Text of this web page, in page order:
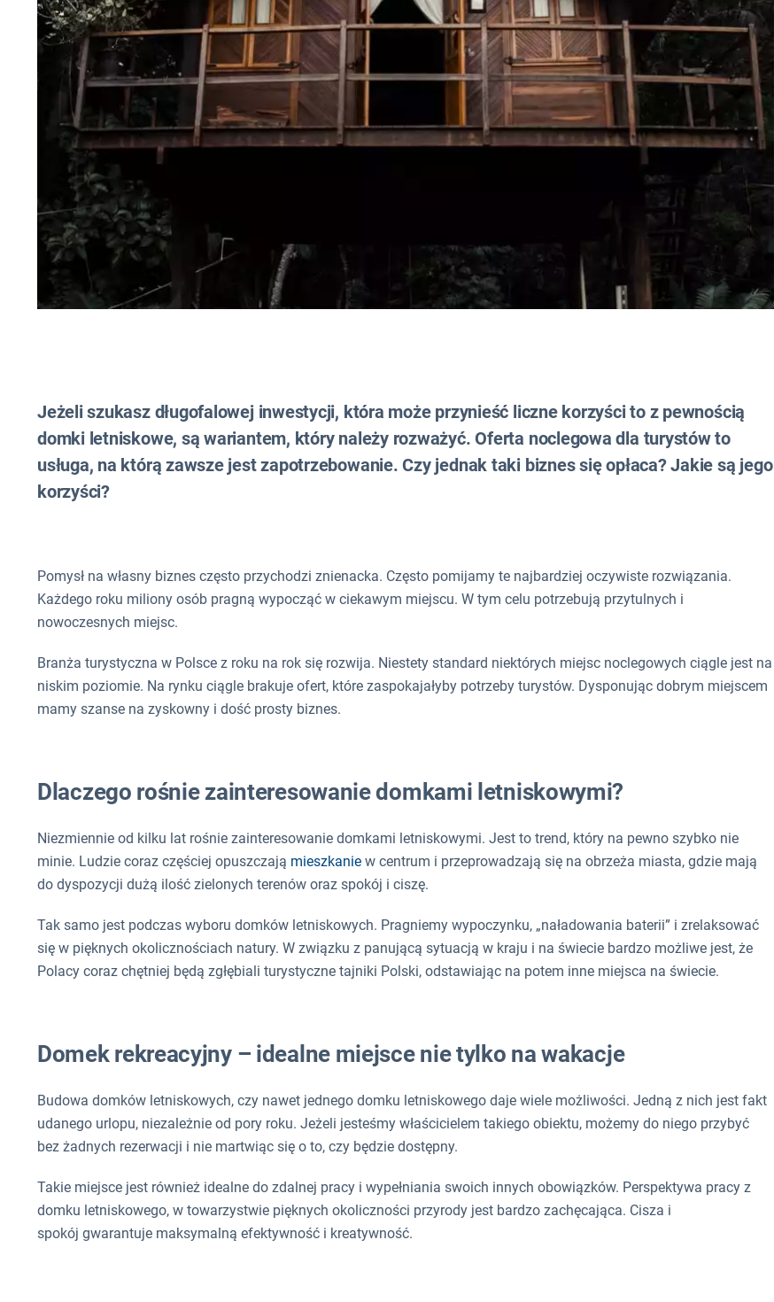
Jeżeli szukasz długofalowej inwestycji, która może przynieść liczne korzyści to z pewnością
domki letniskowe, są wariantem, który należy rozważyć. Oferta noclegowa dla turystów to
usługa, na którą zawsze jest zapotrzebowanie. Czy jednak taki biznes się opłaca? Jakie są jego
korzyści?
Pomysł na własny biznes często przychodzi znienacka. Często pomijamy te najbardziej oczywiste rozwiązania.
Każdego roku miliony osób pragną wypocząć w ciekawym miejscu. W tym celu potrzebują przytulnych i
nowoczesnych miejsc.
Branża turystyczna w Polsce z roku na rok się rozwija. Niestety standard niektórych miejsc noclegowych ciągle jest na
niskim poziomie. Na rynku ciągle brakuje ofert, które zaspokajałyby potrzeby turystów. Dysponując dobrym miejscem
mamy szanse na zyskowny i dość prosty biznes.
Dlaczego rośnie zainteresowanie domkami letniskowymi?
Niezmiennie od kilku lat rośnie zainteresowanie domkami letniskowymi. Jest to trend, który na pewno szybko nie
minie. Ludzie coraz częściej opuszczają mieszkanie w centrum i przeprowadzają się na obrzeża miasta, gdzie mają
do dyspozycji dużą ilość zielonych terenów oraz spokój i ciszę.
Tak samo jest podczas wyboru domków letniskowych. Pragniemy wypoczynku, „naładowania baterii” i zrelaksować
się w pięknych okolicznościach natury. W związku z panującą sytuacją w kraju i na świecie bardzo możliwe jest, że
Polacy coraz chętniej będą zgłębiali turystyczne tajniki Polski, odstawiając na potem inne miejsca na świecie.
Domek rekreacyjny – idealne miejsce nie tylko na wakacje
Budowa domków letniskowych, czy nawet jednego domku letniskowego daje wiele możliwości. Jedną z nich jest fakt
udanego urlopu, niezależnie od pory roku. Jeżeli jesteśmy właścicielem takiego obiektu, możemy do niego przybyć
bez żadnych rezerwacji i nie martwiąc się o to, czy będzie dostępny.
Takie miejsce jest również idealne do zdalnej pracy i wypełniania swoich innych obowiązków. Perspektywa pracy z
domku letniskowego, w towarzystwie pięknych okoliczności przyrody jest bardzo zachęcająca. Cisza i
spokój gwarantuje maksymalną efektywność i kreatywność.